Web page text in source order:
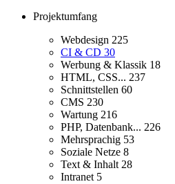
Projektumfang
Webdesign 225
CI & CD 30
Werbung & Klassik 18
HTML, CSS... 237
Schnittstellen 60
CMS 230
Wartung 216
PHP, Datenbank... 226
Mehrsprachig 53
Soziale Netze 8
Text & Inhalt 28
Intranet 5